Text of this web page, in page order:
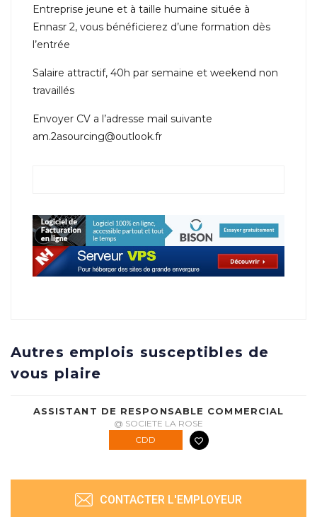
Entreprise jeune et à taille humaine située à
Ennasr 2, vous bénéficierez d’une formation dès
l’entrée
Salaire attractif, 40h par semaine et weekend non
travaillés
Envoyer CV a l’adresse mail suivante
am.2asourcing@outlook.fr
Autres emplois susceptibles de
vous plaire
ASSISTANT DE RESPONSABLE COMMERCIAL
@ SOCIETE LA ROSE
CDD
CONTACTER L'EMPLOYEUR